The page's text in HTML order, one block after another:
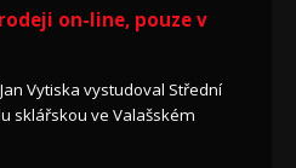
on-line, pouze v
Vytiska vystudoval Střední
sklářskou ve Valašském